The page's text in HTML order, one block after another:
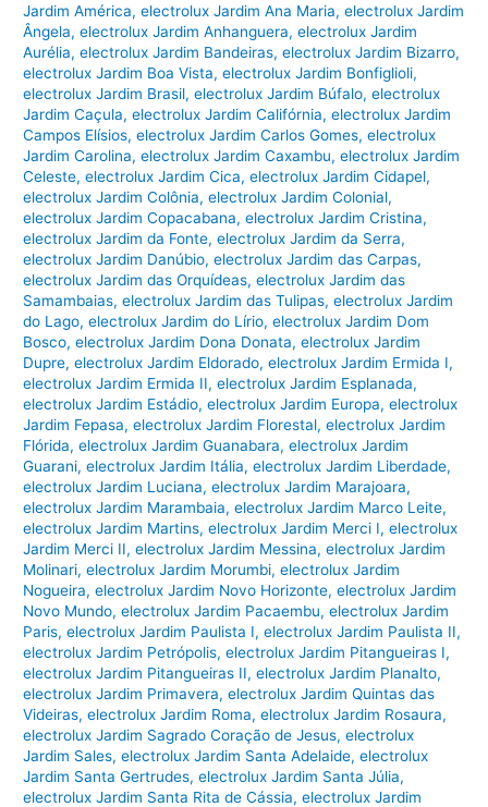
Jardim América,electrolux Jardim Ana Maria,electrolux Jardim
Ângela,electrolux Jardim Anhanguera,electrolux Jardim
Aurélia,electrolux Jardim Bandeiras,electrolux Jardim Bizarro,
electrolux Jardim Boa Vista,electrolux Jardim Bonfiglioli,
electrolux Jardim Brasil,electrolux Jardim Búfalo,electrolux
Jardim Caçula,electrolux Jardim Califórnia,electrolux Jardim
Campos Elísios,electrolux Jardim Carlos Gomes,electrolux
Jardim Carolina,electrolux Jardim Caxambu,electrolux Jardim
Celeste,electrolux Jardim Cica,electrolux Jardim Cidapel,
electrolux Jardim Colônia,electrolux Jardim Colonial,
electrolux Jardim Copacabana,electrolux Jardim Cristina,
electrolux Jardim da Fonte,electrolux Jardim da Serra,
electrolux Jardim Danúbio,electrolux Jardim das Carpas,
electrolux Jardim das Orquídeas,electrolux Jardim das
Samambaias,electrolux Jardim das Tulipas,electrolux Jardim
do Lago,electrolux Jardim do Lírio,electrolux Jardim Dom
Bosco,electrolux Jardim Dona Donata,electrolux Jardim
Dupre,electrolux Jardim Eldorado,electrolux Jardim Ermida I,
electrolux Jardim Ermida II,electrolux Jardim Esplanada,
electrolux Jardim Estádio,electrolux Jardim Europa,electrolux
Jardim Fepasa,electrolux Jardim Florestal,electrolux Jardim
Flórida,electrolux Jardim Guanabara,electrolux Jardim
Guarani,electrolux Jardim Itália,electrolux Jardim Liberdade,
electrolux Jardim Luciana,electrolux Jardim Marajoara,
electrolux Jardim Marambaia,electrolux Jardim Marco Leite,
electrolux Jardim Martins,electrolux Jardim Merci I,electrolux
Jardim Merci II,electrolux Jardim Messina,electrolux Jardim
Molinari,electrolux Jardim Morumbi,electrolux Jardim
Nogueira,electrolux Jardim Novo Horizonte,electrolux Jardim
Novo Mundo,electrolux Jardim Pacaembu,electrolux Jardim
Paris,electrolux Jardim Paulista I,electrolux Jardim Paulista II,
electrolux Jardim Petrópolis,electrolux Jardim Pitangueiras I,
electrolux Jardim Pitangueiras II,electrolux Jardim Planalto,
electrolux Jardim Primavera,electrolux Jardim Quintas das
Videiras,electrolux Jardim Roma,electrolux Jardim Rosaura,
electrolux Jardim Sagrado Coração de Jesus,electrolux
Jardim Sales,electrolux Jardim Santa Adelaide,electrolux
Jardim Santa Gertrudes,electrolux Jardim Santa Júlia,
electrolux Jardim Santa Rita de Cássia,electrolux Jardim